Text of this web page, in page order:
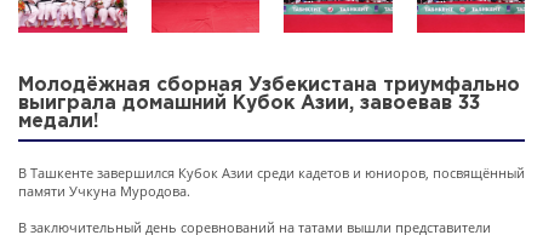
Молодёжная сборная Узбекистана триумфально
выиграла домашний Кубок Азии, завоевав 33
медали!
В Ташкенте завершился Кубок Азии среди кадетов и юниоров, посвящённый
памяти Учкуна Муродова.
В заключительный день соревнований на татами вышли представители